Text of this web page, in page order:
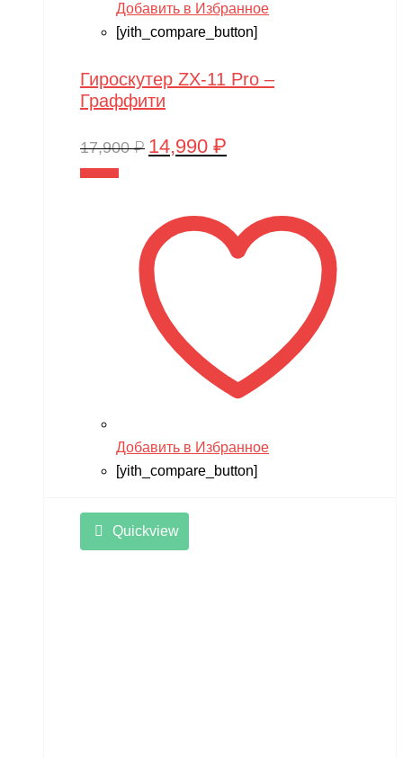
Добавить в Избранное
[yith_compare_button]
Гироскутер ZX-11 Pro –
Граффити
17,900₽ Первоначальная
17,900 ₽.
14,990 ₽
Добавить в Избранное
[yith_compare_button]
Quickview